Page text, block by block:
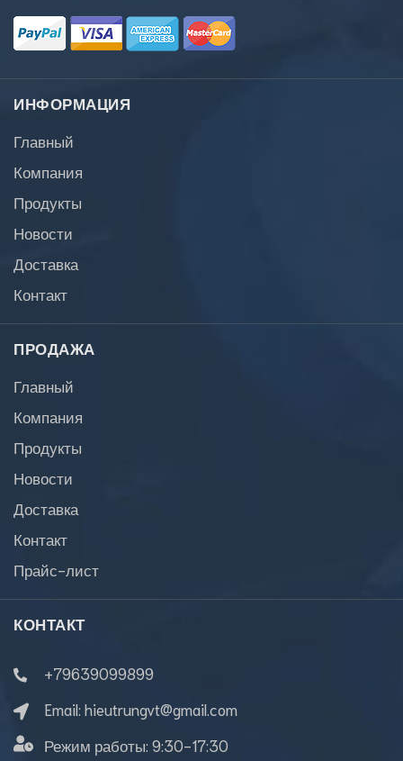
ИНФОРМАЦИЯ
Главный
Компания
Продукты
Новости
Доставка
Контакт
ПРОДАЖА
Главный
Компания
Продукты
Новости
Доставка
Контакт
Прайс-лист
КОНТАКТ
+79639099899
Email: hieutrungvt@gmail.com
Режим работы: 9:30-17:30